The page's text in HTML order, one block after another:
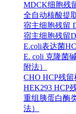
MDCK细胞残
全自动核酸提
宿主细胞残留
宿主细胞残留
E.coli表达菌
E. coli 克隆菌
附法）
CHO HCP残
HEK293 HCP
重组胰蛋白酶
法）